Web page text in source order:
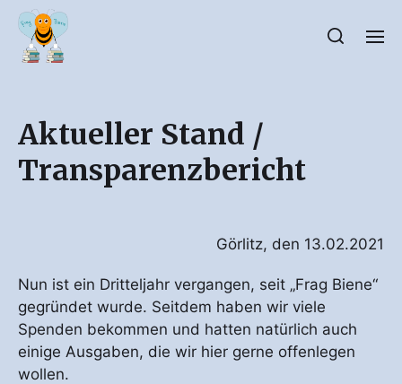
Aktueller Stand /
Transparenzbericht
Görlitz, den 13.02.2021
Nun ist ein Dritteljahr vergangen, seit „Frag Biene“
gegründet wurde. Seitdem haben wir viele
Spenden bekommen und hatten natürlich auch
einige Ausgaben, die wir hier gerne offenlegen
wollen.